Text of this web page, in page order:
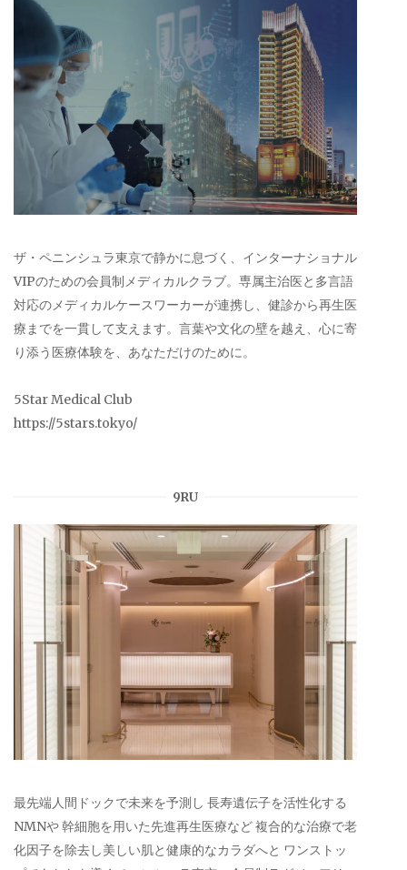
ザ・ペニンシュラ東京で静かに息づく、インターナショナル
VIPのための会員制メディカルクラブ。専属主治医と多言語
対応のメディカルケースワーカーが連携し、健診から再生医
療までを一貫して支えます。言葉や文化の壁を越え、心に寄
り添う医療体験を、あなただけのために。
5Star Medical Club
https://5stars.tokyo/
9RU
最先端人間ドックで未来を予測し 長寿遺伝子を活性化する
NMNや 幹細胞を用いた先進再生医療など 複合的な治療で老
化因子を除去し美しい肌と健康的なカラダへと ワンストッ